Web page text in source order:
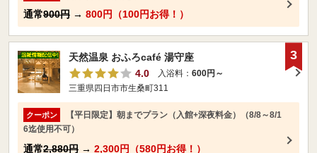
通常900円 → 800円（100円お得！）
天然温泉 おふろcafé 湯守座
4.0
入浴料： 600円～
三重県四日市市生桑町311
クーポン
【平日限定】朝までプラン（入館+深夜料金）（8/8～8/1
6迄使用不可）
通常2,880円 → 2,300円（580円お得！）
3